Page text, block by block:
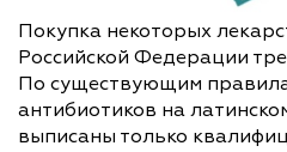
Покупка некоторых
Российской Федерации
По существующим
антибиотиков на
выписаны только